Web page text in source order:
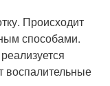
Происходит
способами.
воспалительные